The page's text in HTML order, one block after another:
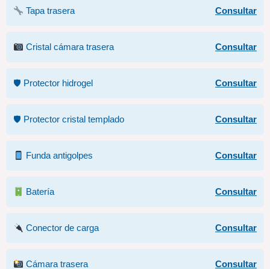
Tapa trasera Consultar
Cristal cámara trasera Consultar
🛡 Protector hidrogel Consultar
🛡 Protector cristal templado Consultar
Funda antigolpes Consultar
Batería Consultar
Conector de carga Consultar
Cámara trasera Consultar